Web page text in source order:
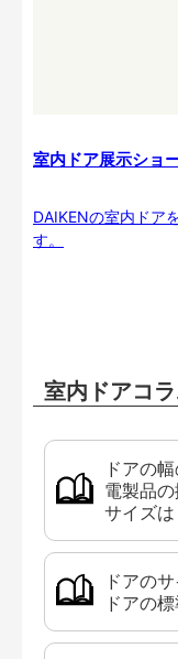
室内ドア展示ショ
DAIKENの室内ドア
す。
室内ドアコラ
ドアの
電製品
サイズは
ドアの
ドアの